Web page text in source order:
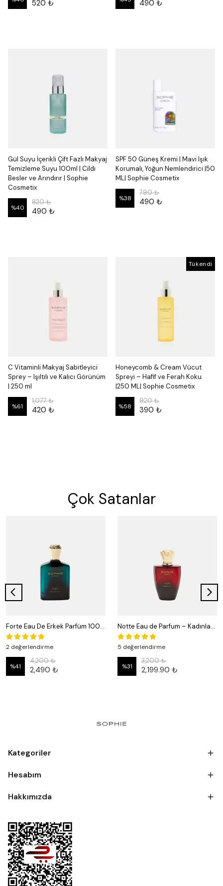
520 ₺ 490 ₺
Gül Suyu İçerikli Çift Fazlı Makyaj
Temizleme Suyu 100ml | Cildi
Besler ve Arındırır | Sophie
Cosmetix
%40
820 ₺
490 ₺
SPF 50 Güneş Kremi | Mavi Işık
Korumalı, Yoğun Nemlendirici |50
ML| Sophie Cosmetix
%38
790 ₺
490 ₺
C Vitaminli Makyaj Sabitleyici
Sprey – Işıltılı ve Kalıcı Görünüm
| 250 ml
%61
1,077 ₺
420 ₺
Tükendi
Honeycomb & Cream Vücut
Spreyi – Hafif ve Ferah Koku
|250 ML| Sophie Cosmetix
%58
920 ₺
390 ₺
Çok Satanlar
Forte Eau De Erkek Parfüm 100 ml | Kalıcı Maskülen Koku | Sophie Cosmetix
2 değerlendirme
%41
4,200 ₺
2,490 ₺
Notte Eau de Parfum – Kadınlar İçin Zarif ve Büyüleyici Koku | 50 ml
5 değerlendirme
%31
3,200 ₺
2,199.90 ₺
Kategoriler
Hesabım
Hakkımızda